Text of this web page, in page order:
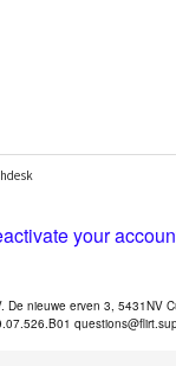
your
De nieuwe erven 3, 5431NV